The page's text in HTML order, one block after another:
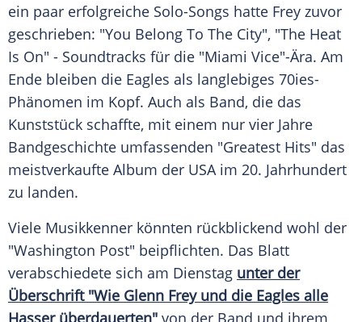
ein paar erfolgreiche Solo-Songs hatte Frey zuvor
geschrieben: "You Belong To The City", "The Heat
Is On" - Soundtracks für die "Miami Vice"-Ära. Am
Ende bleiben die Eagles als langlebiges 70ies-
Phänomen im Kopf. Auch als Band, die das
Kunststück schaffte, mit einem nur vier Jahre
Bandgeschichte umfassenden "Greatest Hits" das
meistverkaufte Album der USA im 20. Jahrhundert
zu landen.
Viele Musikkenner könnten rückblickend wohl der
"Washington Post" beipflichten. Das Blatt
verabschiedete sich am Dienstag unter der
Überschrift "Wie Glenn Frey und die Eagles alle